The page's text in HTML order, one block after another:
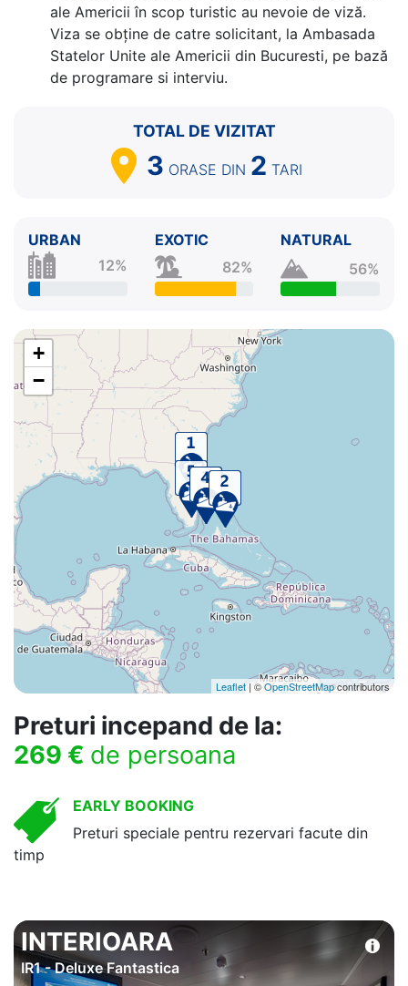
Ocean Cay, MSC Marine Reserve Bahamas 08:00
- 23:59
Ocean Cay, MSC Marine Reserve Bahamas 00:01
- 18:00
ale Americii în scop turistic au nevoie de viză.
Viza se obține de catre solicitant, la Ambasada
Statelor Unite ale Americii din Bucuresti, pe bază
de programare si interviu.
TOTAL DE VIZITAT
3 ORASE DIN 2 TARI
URBAN
12%
EXOTIC
82%
NATURAL
56%
+
−
Leaflet| ©OpenStreetMapcontributors
Preturi incepand de la:
269 € de persoana
EARLY BOOKING
Preturi speciale pentru rezervari facute din
timp
INTERIOARA
IR1 - Deluxe Fantastica